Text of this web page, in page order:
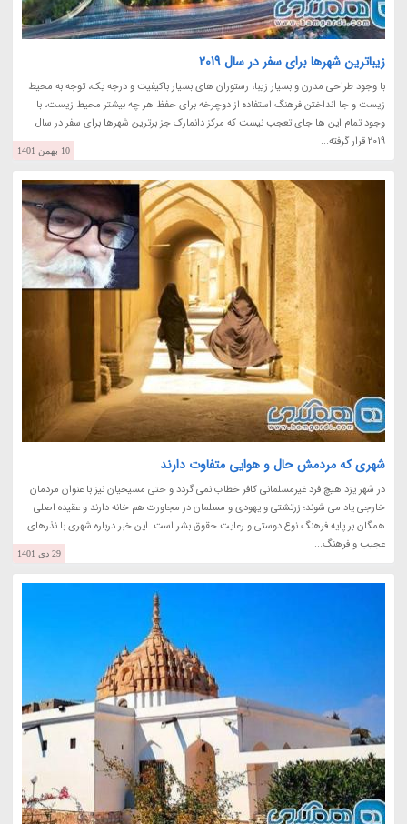
زیباترین شهرها برای سفر در سال 2019
با وجود طراحی مدرن و بسیار زیبا، رستوران های بسیار باکیفیت و درجه یک، توجه به محیط
زیست و جا انداختن فرهنگ استفاده از دوچرخه برای حفظ هر چه بیشتر محیط زیست، با
وجود تمام این ها جای تعجب نیست که مرکز دانمارک جز برترین شهرها برای سفر در سال
2019 قرار گرفته...
10 بهمن 1401
شهری که مردمش حال و هوایی متفاوت دارند
در شهر یزد هیچ فرد غیرمسلمانی کافر خطاب نمی گردد و حتی مسیحیان نیز با عنوان مردمان
خارجی یاد می شوند؛ زرتشتی و یهودی و مسلمان در مجاورت هم خانه دارند و عقیده اصلی
همگان بر پایه فرهنگ نوع دوستی و رعایت حقوق بشر است. این خبر درباره شهری با نذرهای
عجیب و فرهنگ...
29 دی 1401